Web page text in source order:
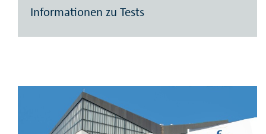
Informationen zu Tests